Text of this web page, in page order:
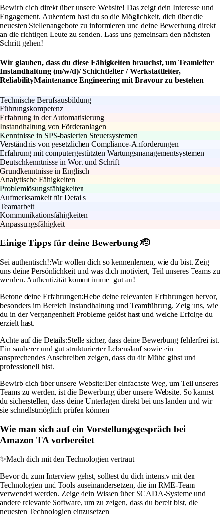
Bewirb dich direkt über unsere Website! Das zeigt dein Interesse und
Engagement. Außerdem hast du so die Möglichkeit, dich über die
neuesten Stellenangebote zu informieren und deine Bewerbung direkt
an die richtigen Leute zu senden. Lass uns gemeinsam den nächsten
Schritt gehen!
Wir glauben, dass du diese Fähigkeiten brauchst, um Teamleiter
Instandhaltung (m/w/d)/ Schichtleiter / Werkstattleiter,
ReliabilityMaintenance Engineering mit Bravour zu bestehen
Technische Berufsausbildung
Führungskompetenz
Erfahrung in der Automatisierung
Instandhaltung von Förderanlagen
Kenntnisse in SPS-basierten Steuersystemen
Verständnis von gesetzlichen Compliance-Anforderungen
Erfahrung mit computergestützten Wartungsmanagementsystemen
Deutschkenntnisse in Wort und Schrift
Grundkenntnisse in Englisch
Analytische Fähigkeiten
Problemlösungsfähigkeiten
Aufmerksamkeit für Details
Teamarbeit
Kommunikationsfähigkeiten
Anpassungsfähigkeit
Einige Tipps für deine Bewerbung 🫡
Sei authentisch!:Wir wollen dich so kennenlernen, wie du bist. Zeig
uns deine Persönlichkeit und was dich motiviert, Teil unseres Teams zu
werden. Authentizität kommt immer gut an!
Betone deine Erfahrungen:Hebe deine relevanten Erfahrungen hervor,
besonders im Bereich Instandhaltung und Teamführung. Zeig uns, wie
du in der Vergangenheit Probleme gelöst hast und welche Erfolge du
erzielt hast.
Achte auf die Details:Stelle sicher, dass deine Bewerbung fehlerfrei ist.
Ein sauberer und gut strukturierter Lebenslauf sowie ein
ansprechendes Anschreiben zeigen, dass du dir Mühe gibst und
professionell bist.
Bewirb dich über unsere Website:Der einfachste Weg, um Teil unseres
Teams zu werden, ist die Bewerbung über unsere Website. So kannst
du sicherstellen, dass deine Unterlagen direkt bei uns landen und wir
sie schnellstmöglich prüfen können.
Wie man sich auf ein Vorstellungsgespräch bei
Amazon TA vorbereitet
✨Mach dich mit den Technologien vertraut
Bevor du zum Interview gehst, solltest du dich intensiv mit den
Technologien und Tools auseinandersetzen, die im RME-Team
verwendet werden. Zeige dein Wissen über SCADA-Systeme und
andere relevante Software, um zu zeigen, dass du bereit bist, die
neuesten Technologien einzusetzen.